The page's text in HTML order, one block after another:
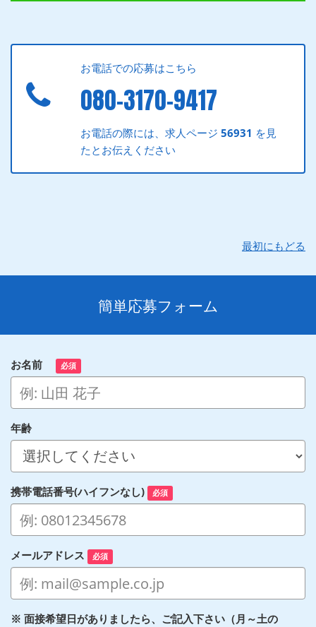
お電話での応募はこちら
080-3170-9417
お電話の際には、求人ページ56931 を見
たとお伝えください
最初にもどる
簡単応募フォーム
お名前 必須
年齢
携帯電話番号(ハイフンなし) 必須
メールアドレス 必須
※ 面接希望日がありましたら、ご記入下さい（月～土の